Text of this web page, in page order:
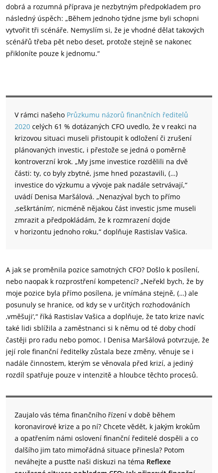
dobrá a rozumná příprava je nezbytným předpokladem pro
následný úspěch: „Během jednoho týdne jsme byli schopni
vytvořit tři scénáře. Nemyslím si, že je vhodné dělat takových
scénářů třeba pět nebo deset, protože stejně se nakonec
přikloníte pouze k jednomu.“
V rámci našeho Průzkumu názorů finančních ředitelů
2020 celých 61 % dotázaných CFO uvedlo, že v reakci na
krizovou situaci museli přistoupit k odložení či zrušení
plánovaných investic, i přestože se jedná o poměrně
kontroverzní krok. „My jsme investice rozdělili na dvě
části: ty, co byly zbytné, jsme hned pozastavili, (…)
investice do výzkumu a vývoje pak nadále setrvávají,“
uvádí Denisa Maršálová. „Nenazýval bych to přímo
‚seškrtáním‘, nicméně nějakou část investic jsme museli
zmrazit a předpokládám, že k rozmrazení dojde
v horizontu jednoho roku,“ doplňuje Rastislav Vašica.
A jak se proměnila pozice samotných CFO? Došlo k posílení,
nebo naopak k rozprostření kompetencí? „Neřekl bych, že by
moje pozice byla přímo posílena, je vnímána stejně, (…) ale
posunuly se hranice, od kdy se v určitých rozhodováních
‚vměšuji‘,“ říká Rastislav Vašica a doplňuje, že tato krize navíc
také lidi sblížila a zaměstnanci si k němu od té doby chodí
častěji pro radu nebo pomoc. I Denisa Maršálová potvrzuje, že
její role finanční ředitelky zůstala beze změny, věnuje se i
nadále činnostem, kterým se věnovala před krizí, a jediný
rozdíl spatřuje pouze v intenzitě a hloubce těchto procesů.
Zaujalo vás téma finančního řízení v době během
koronavirové krize a po ní? Chcete vědět, k jakým krokům
a opatřením námi oslovení finanční ředitelé dospěli a co
dalšího jim tato mimořádná situace přinesla? Potom
neváhejte a pusťte naši diskuzi na téma Reflexe